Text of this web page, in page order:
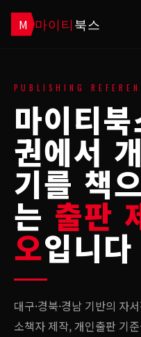
M 마이티북스
PUBLISHING
마이티
권에서
기를 책
는 출판
오입니다
대구·경북·경남 기반의 자
소책자 제작, 개인출판 기